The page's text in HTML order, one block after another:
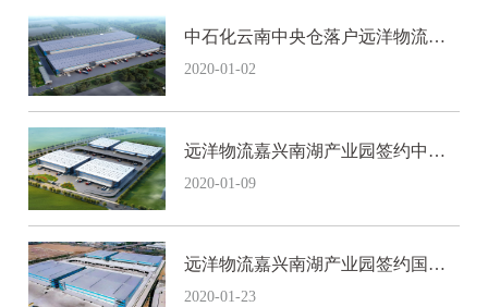
产地到店，感受鲜果在枝头的温度！中石化云南中央仓落户远洋物流昆
明空港产业园
2020-01-02
远洋物流嘉兴南湖产业园签约中国
领先高端家居运营商
2020-01-09
远洋物流嘉兴南湖产业园签约国内
知名内衣新秀品牌
2020-01-23